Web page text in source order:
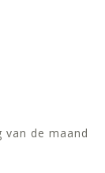
de maand